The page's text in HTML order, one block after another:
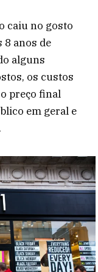
caiu no gosto
8 anos de
alguns
os custos
preço final
em geral e